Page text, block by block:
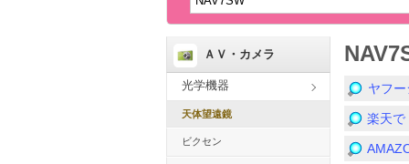
ＡＶ・カメラ
光学機器
天体望遠鏡
ビクセン
ヤフ
楽天で